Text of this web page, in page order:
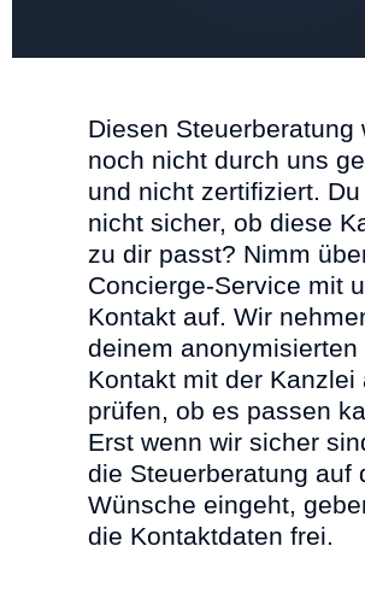
Diesen Steuerberatung
noch nicht durch uns
und nicht zertifiziert.
nicht sicher, ob diese
zu dir passt? Nimm
Concierge-Service mit
Kontakt auf. Wir
deinem anonymisierten
Kontakt mit der Kanzlei
prüfen, ob es passen
Erst wenn wir sicher
die Steuerberatung auf
Wünsche eingeht,
die Kontaktdaten frei.